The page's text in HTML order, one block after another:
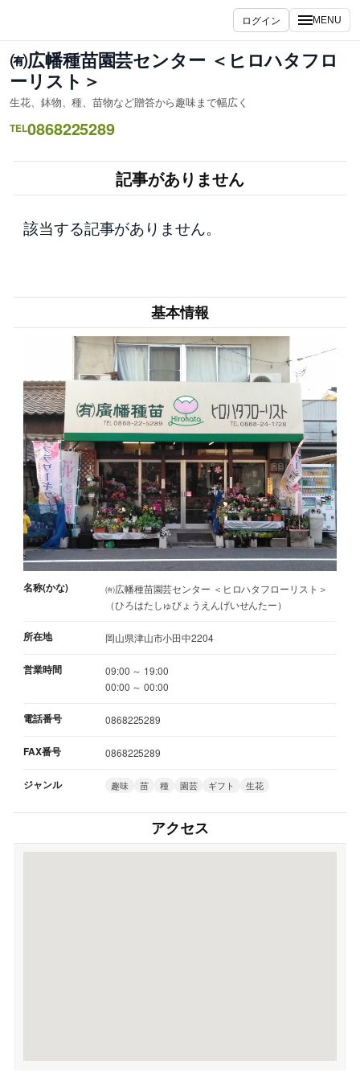
を
ス
キ
ッ
プ
ログイン MENU
㈲広幡種苗園芸センター ＜ヒロハタフロ
ーリスト＞
生花、鉢物、種、苗物など贈答から趣味まで幅広く
TEL0868225289
記事がありません
該当する記事がありません。
基本情報
名称(かな)
㈲広幡種苗園芸センター ＜ヒロハタフローリスト＞
（ひろはたしゅびょうえんげいせんたー）
所在地 岡山県津山市小田中2204
営業時間
09:00 ～ 19:00
00:00 ～ 00:00
電話番号 0868225289
FAX番号 0868225289
ジャンル 趣味 苗 種 園芸 ギフト 生花
アクセス